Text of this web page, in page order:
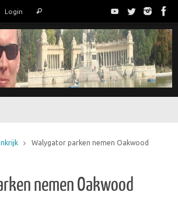
Login Zoeken
Walygator parken nemen Oakwood
nemen Oakwood